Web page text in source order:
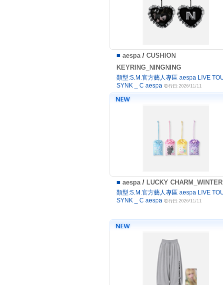
■ aespa/ CUSHION
KEYRING_NINGNING
類型:S.M.官方藝人專區 aespa LIVE
SYNK _ C aespa 發行日:2026/11/11
■ aespa/ LUCKY CHARM_WINTER
類型:S.M.官方藝人專區 aespa LIVE
SYNK _ C aespa 發行日:2026/11/11